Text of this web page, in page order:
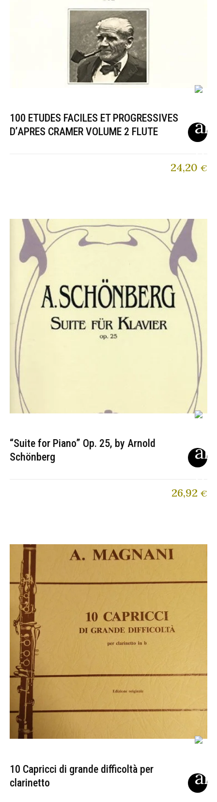
100 ETUDES FACILES ET PROGRESSIVES
D’APRES CRAMER VOLUME 2 FLUTE
24,20 €
“Suite for Piano” Op. 25, by Arnold
Schönberg
26,92 €
10 Capricci di grande difficoltà per
clarinetto